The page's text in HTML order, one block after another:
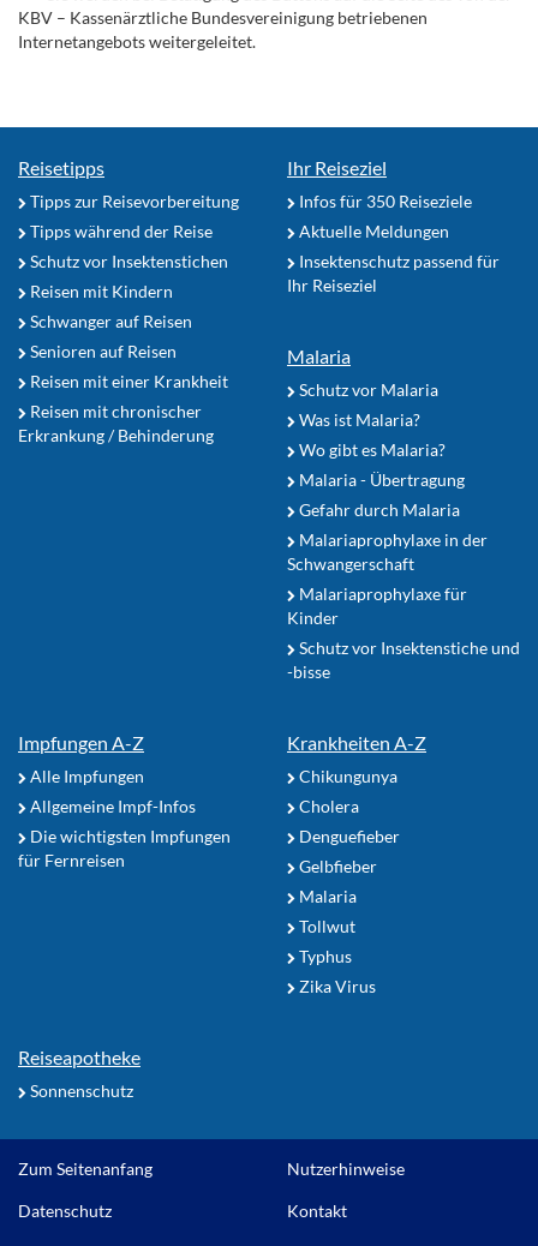
KBV – Kassenärztliche Bundesvereinigung betriebenen
Internetangebots weitergeleitet.
Reisetipps
Tipps zur Reisevorbereitung
Tipps während der Reise
Schutz vor Insektenstichen
Reisen mit Kindern
Schwanger auf Reisen
Senioren auf Reisen
Reisen mit einer Krankheit
Reisen mit chronischer
Erkrankung / Behinderung
Ihr Reiseziel
Infos für 350 Reiseziele
Aktuelle Meldungen
Insektenschutz passend für
Ihr Reiseziel
Malaria
Schutz vor Malaria
Was ist Malaria?
Wo gibt es Malaria?
Malaria - Übertragung
Gefahr durch Malaria
Malariaprophylaxe in der
Schwangerschaft
Malariaprophylaxe für
Kinder
Schutz vor Insektenstiche und
-bisse
Impfungen A-Z
Alle Impfungen
Allgemeine Impf-Infos
Die wichtigsten Impfungen
für Fernreisen
Krankheiten A-Z
Chikungunya
Cholera
Denguefieber
Gelbfieber
Malaria
Tollwut
Typhus
Zika Virus
Reiseapotheke
Sonnenschutz
Zum Seitenanfang Nutzerhinweise
Datenschutz Kontakt